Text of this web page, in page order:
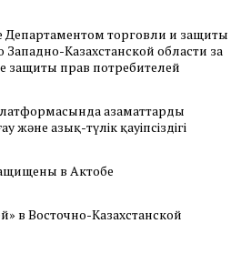
торговли и защиты
Казахстанской области за
защиты прав потребителей
азаматтарды
және азық-түлік қауіпсіздігі
в Актобе
в Восточно-Казахстанской